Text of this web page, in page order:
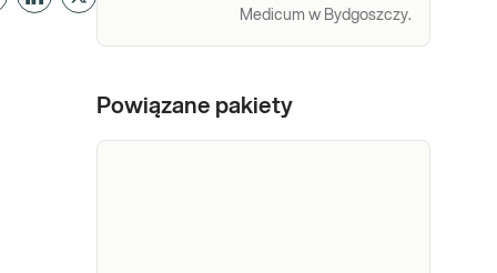
Medicum w Bydgoszczy.
Powiązane pakiety